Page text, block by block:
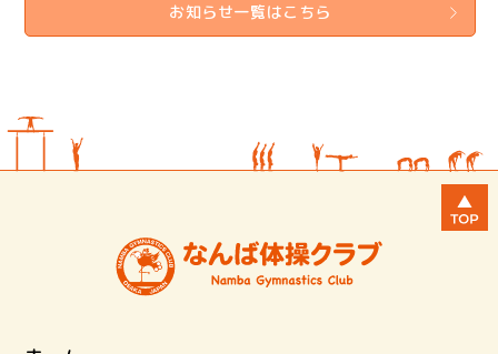
お知らせ一覧はこちら